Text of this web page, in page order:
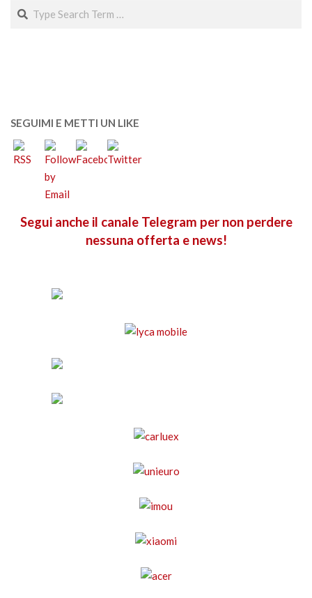
Search
SEGUIMI E METTI UN LIKE
Segui anche il canale Telegram per non perdere
nessuna offerta e news!